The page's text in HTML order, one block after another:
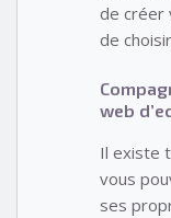
de créer
de
web
Il existe
vous
ses